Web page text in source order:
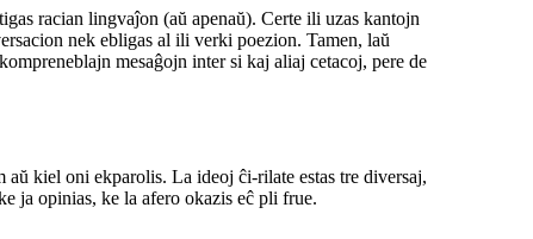
racian lingvaĵon (aŭ apenaŭ). Certe ili uzas kantojn
nek ebligas al ili verki poezion. Tamen, laŭ
mesaĝojn inter si kaj aliaj cetacoj, pere de
kiel oni ekparolis. La ideoj ĉi-rilate estas tre diversaj,
ja opinias, ke la afero okazis eĉ pli frue.